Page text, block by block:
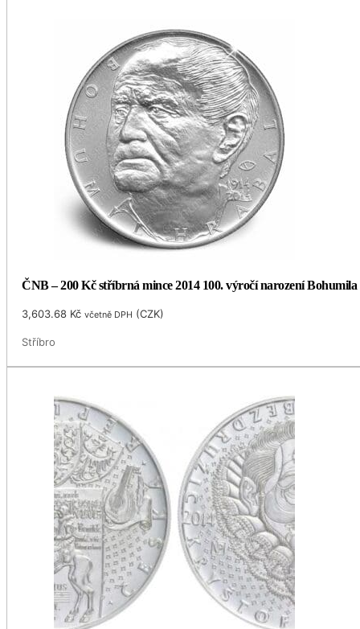
ČNB – 200 Kč stříbrná mince 2014 100. výročí narození
3,603.68 Kč včetně DPH (CZK)
Stříbro